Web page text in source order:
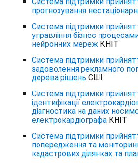
прогнозування
Система підтримки
управління бізнес
нейронних мереж КНІТ
Система підтримки
задоволення рекламного
дерева рішень СШІ
Система підтримки
ідентифікації
діагностика на даних
електрокардіографа КНІТ
Система підтримки
попередження та
кадастрових ділянках та